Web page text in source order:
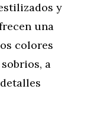
y
una
colores
a